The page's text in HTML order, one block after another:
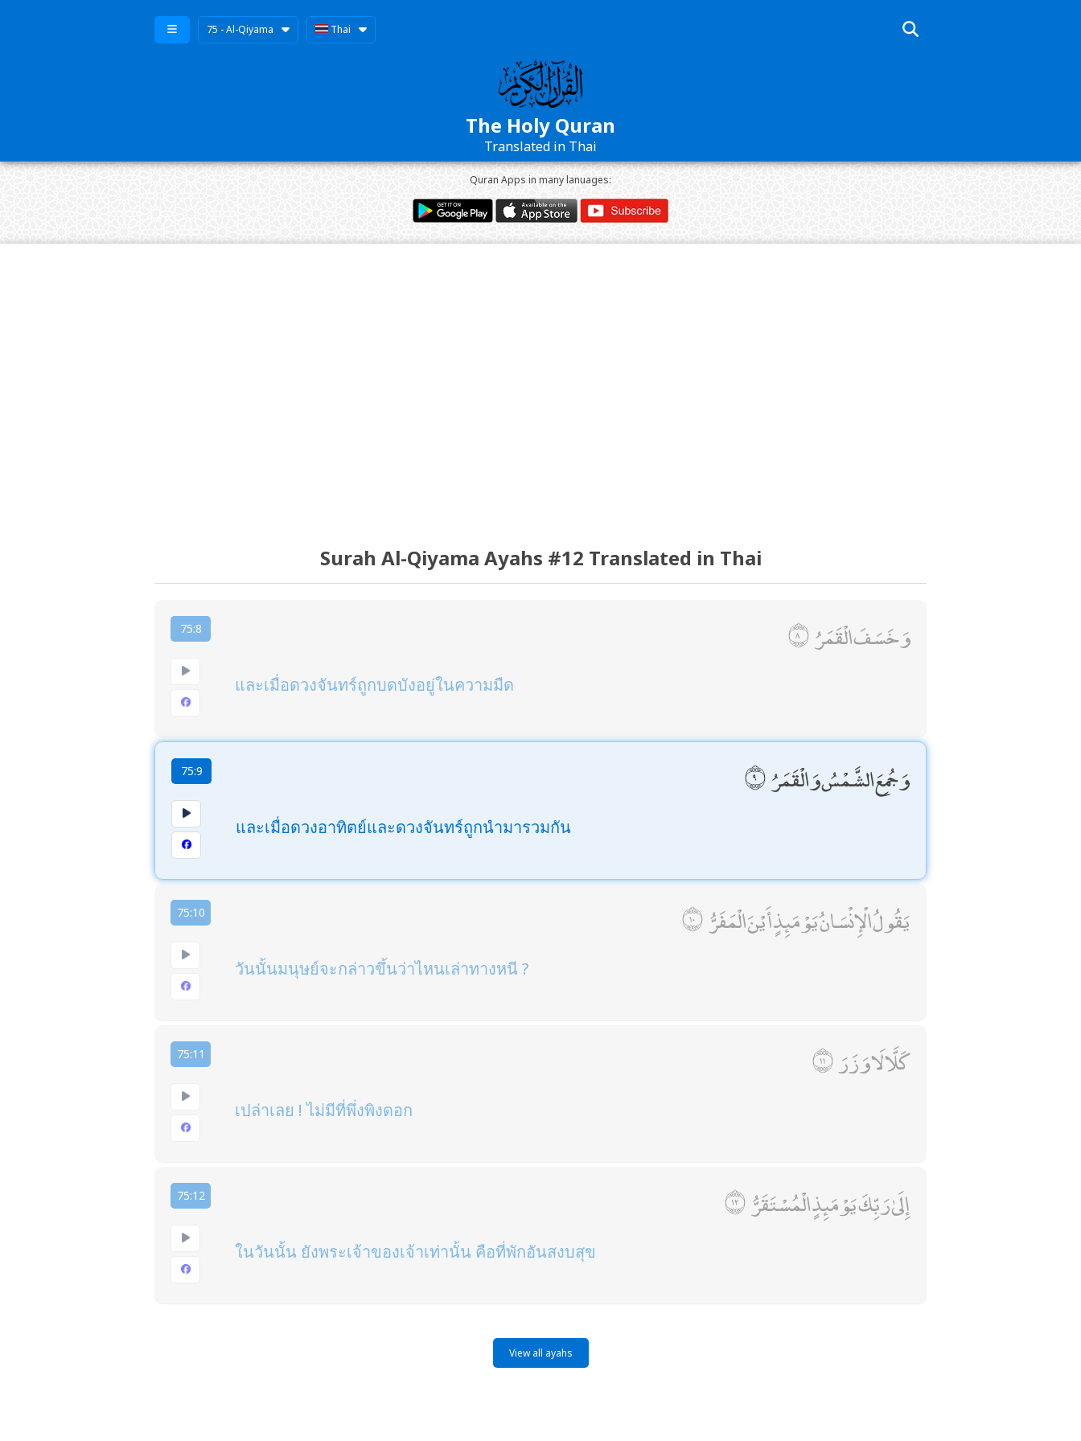
75 - Al-Qiyama Thai
The Holy Quran
Translated in Thai
Quran Apps in many lanuages:
Surah Al-Qiyama Ayahs #12 Translated in Thai
75:8 وَخَسَفَ الْقَمَرُ
และเมื่อดวงจันทร์ถูกบดบังอยู่ในความมืด
75:9 وَجُمِعَ الشَّمْسُ وَالْقَمَرُ
และเมื่อดวงอาทิตย์และดวงจันทร์ถูกนำมารวมกัน
75:10 يَقُولُ الْإِنْسَانُ يَوْمَئِذٍ أَيْنَ الْمَفَرُّ
วันนั้นมนุษย์จะกล่าวขึ้นว่าไหนเล่าทางหนี ?
75:11 كَلَّا لَا وَزَرَ
เปล่าเลย ! ไม่มีที่พึ่งพิงดอก
75:12 إِلَىٰ رَبِّكَ يَوْمَئِذٍ الْمُسْتَقَرُّ
ในวันนั้น ยังพระเจ้าของเจ้าเท่านั้น คือที่พักอันสงบสุข
View all ayahs